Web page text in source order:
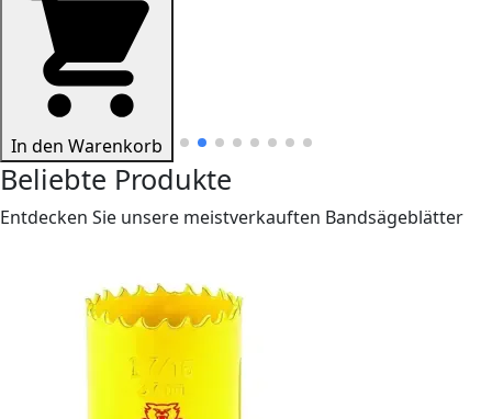
In den Warenkorb
Beliebte Produkte
Entdecken Sie unsere meistverkauften Bandsägeblätter